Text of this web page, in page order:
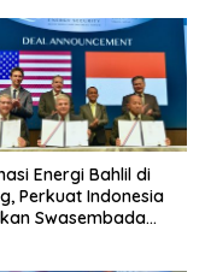
Energi Bahlil di
Perkuat Indonesia
Swasembada